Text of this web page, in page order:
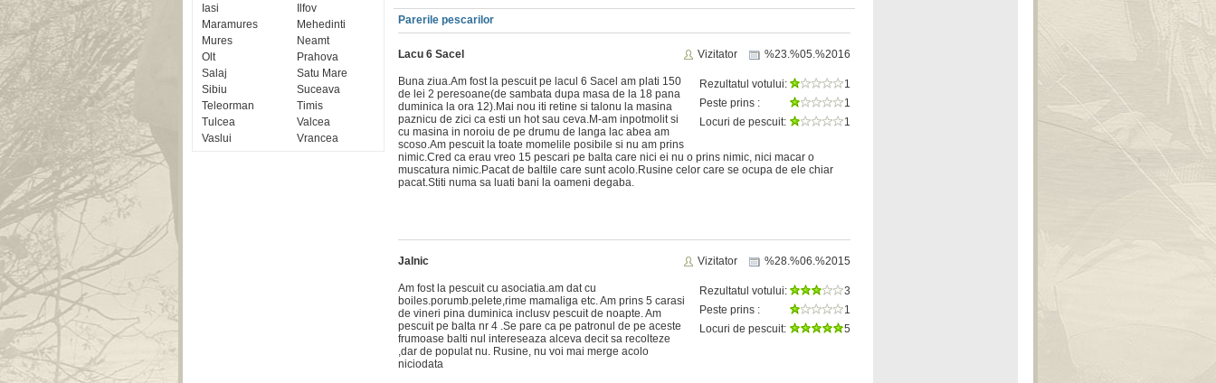
Iasi
Ilfov
Maramures
Mehedinti
Mures
Neamt
Olt
Prahova
Salaj
Satu Mare
Sibiu
Suceava
Teleorman
Timis
Tulcea
Valcea
Vaslui
Vrancea
Parerile pescarilor
Vizitator %23.%05.%2016
Lacu 6 Sacel
Rezultatul votului:
1
Peste prins :
1
Locuri de pescuit:
1
Buna ziua.Am fost la pescuit pe lacul 6 Sacel am plati 150
de lei 2 peresoane(de sambata dupa masa de la 18 pana
duminica la ora 12).Mai nou iti retine si talonu la masina
paznicu de zici ca esti un hot sau ceva.M-am inpotmolit si
cu masina in noroiu de pe drumu de langa lac abea am
scoso.Am pescuit la toate momelile posibile si nu am prins
nimic.Cred ca erau vreo 15 pescari pe balta care nici ei nu o prins nimic, nici macar o
muscatura nimic.Pacat de baltile care sunt acolo.Rusine celor care se ocupa de ele chiar
pacat.Stiti numa sa luati bani la oameni degaba.
Vizitator %28.%06.%2015
Jalnic
Rezultatul votului:
3
Peste prins :
1
Locuri de pescuit:
5
Am fost la pescuit cu asociatia.am dat cu
boiles.porumb.pelete,rime mamaliga etc. Am prins 5 carasi
de vineri pina duminica inclusv pescuit de noapte. Am
pescuit pe balta nr 4 .Se pare ca pe patronul de pe aceste
frumoase balti nul intereseaza alceva decit sa recolteze
,dar de populat nu. Rusine, nu voi mai merge acolo
niciodata